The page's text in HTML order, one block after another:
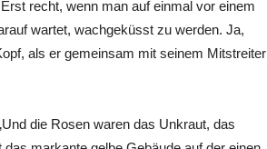
recht, wenn man auf einmal vor einem
wartet, wachgeküsst zu werden. Ja,
als er gemeinsam mit seinem Mitstreiter
die Rosen waren das Unkraut, das